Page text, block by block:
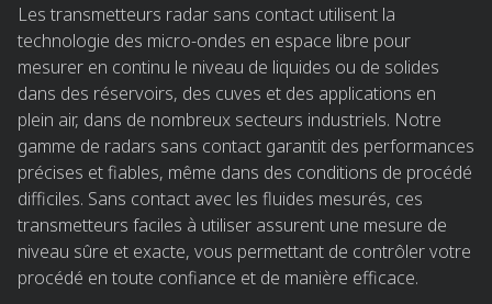
Les transmetteurs radar sans contact utilisent la
technologie des micro-ondes en espace libre pour
mesurer en continu le niveau de liquides ou de solides
dans des réservoirs, des cuves et des applications en
plein air, dans de nombreux secteurs industriels. Notre
gamme de radars sans contact garantit des performances
précises et fiables, même dans des conditions de procédé
difficiles. Sans contact avec les fluides mesurés, ces
transmetteurs faciles à utiliser assurent une mesure de
niveau sûre et exacte, vous permettant de contrôler votre
procédé en toute confiance et de manière efficace.